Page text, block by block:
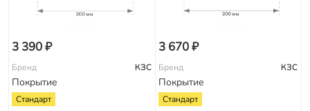
3 390 ₽
Бренд КЗС
Покрытие
Стандарт
3 670 ₽
Бренд КЗС
Покрытие
Стандарт